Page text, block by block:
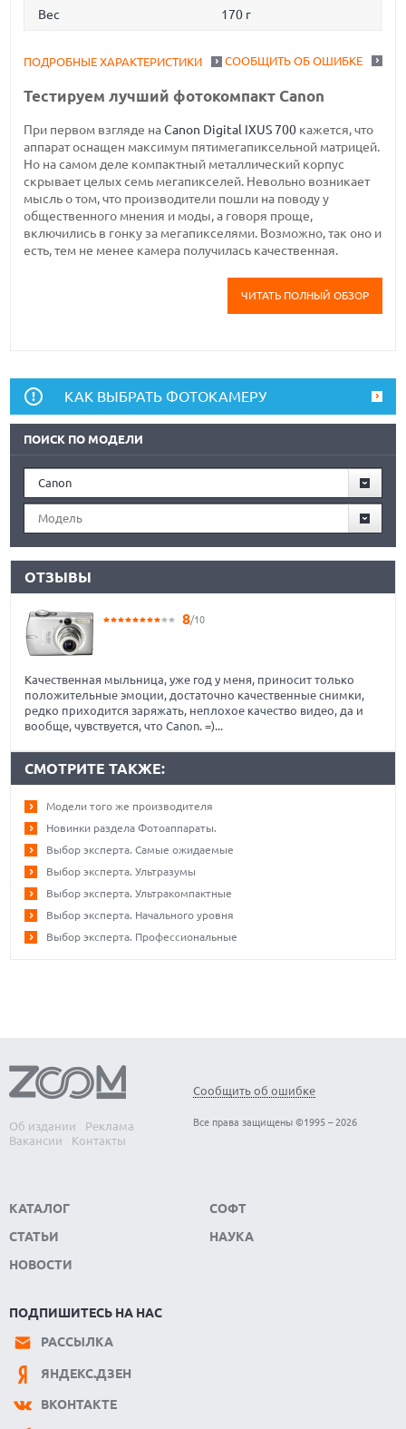
Вес 170 г
СООБЩИТЬ ОБ ОШИБКЕ
ПОДРОБНЫЕ ХАРАКТЕРИСТИКИ
Тестируем лучший фотокомпакт Canon
При первом взгляде наCanon Digital IXUS 700 кажется, что
аппарат оснащен максимум пятимегапиксельной матрицей.
Но на самом деле компактный металлический корпус
скрывает целых семь мегапикселей. Невольно возникает
мысль о том, что производители пошли на поводу у
общественного мнения и моды, а говоря проще,
включились в гонку за мегапикселями. Возможно, так оно и
есть, тем не менее камера получилась качественная.
ЧИТАТЬ ПОЛНЫЙ ОБЗОР
КАК ВЫБРАТЬ ФОТОКАМЕРУ
ПОИСК ПО МОДЕЛИ
Canon
Модель
ОТЗЫВЫ
8/10
Качественная мыльница, уже год у меня, приносит только
положительные эмоции, достаточно качественные снимки,
редко приходится заряжать, неплохое качество видео, да и
вообще, чувствуется, что Canon. =)...
СМОТРИТЕ ТАКЖЕ:
Модели того же производителя
Новинки раздела Фотоаппараты.
Выбор эксперта. Самые ожидаемые
Выбор эксперта. Ультразумы
Выбор эксперта. Ультракомпактные
Выбор эксперта. Начального уровня
Выбор эксперта. Профессиональные
Об издании
Реклама
Вакансии
Контакты
Сообщить об ошибке
Все права защищены ©1995 – 2026
КАТАЛОГ
СТАТЬИ
НОВОСТИ
СОФТ
НАУКА
ПОДПИШИТЕСЬ НА НАС
РАССЫЛКА
ЯНДЕКС.ДЗЕН
ВКОНТАКТЕ